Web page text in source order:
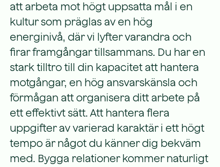
att arbeta mot högt uppsatta mål i en
kultur som präglas av en hög
energinivå, där vi lyfter varandra och
firar framgångar tillsammans. Du har en
stark tilltro till din kapacitet att hantera
motgångar, en hög ansvarskänsla och
förmågan att organisera ditt arbete på
ett effektivt sätt. Att hantera flera
uppgifter av varierad karaktär i ett högt
tempo är något du känner dig bekväm
med. Bygga relationer kommer naturligt